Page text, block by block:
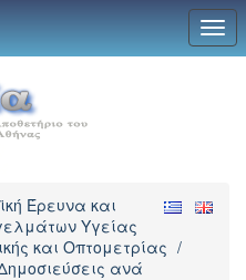
Έρευνα και
Υγείας
και Οπτομετρίας /
ανά